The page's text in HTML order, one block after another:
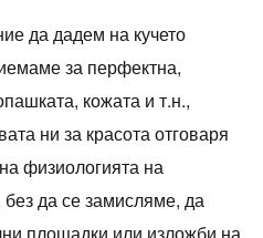
да дадем на кучето
за перфектна,
кожата и т.н.,
ни за красота отговаря
физиологията на
да се замисляме, да